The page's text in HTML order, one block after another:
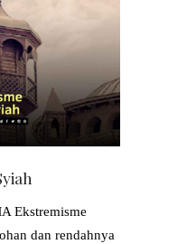
Ekstremisme
dan rendahnya